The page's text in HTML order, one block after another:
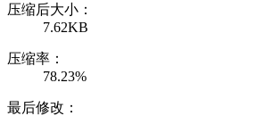
压缩后大小：
7.62KB
压缩率：
78.23%
最后修改：